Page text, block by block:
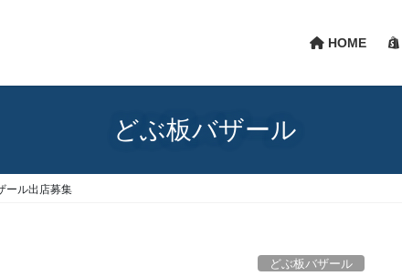
HOME
どぶ板バザール
ール出店募集
どぶ板バザール